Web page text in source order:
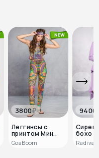
3800₽
Леггинсы с
принтом Мин..
GoaBoom
9400
бохо